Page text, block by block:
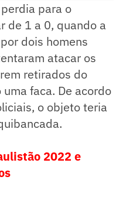
para o
de 1 a 0, quando a
dois homens
atacar os
retirados do
faca. De acordo
o objeto teria
2022 e